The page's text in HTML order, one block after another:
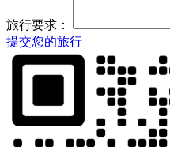
旅行要求：
提交您的旅行